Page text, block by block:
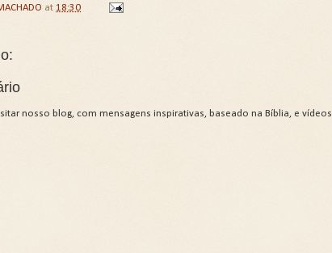
at 18:30
nosso blog, com mensagens inspirativas, baseado na Bíblia, e vídeos